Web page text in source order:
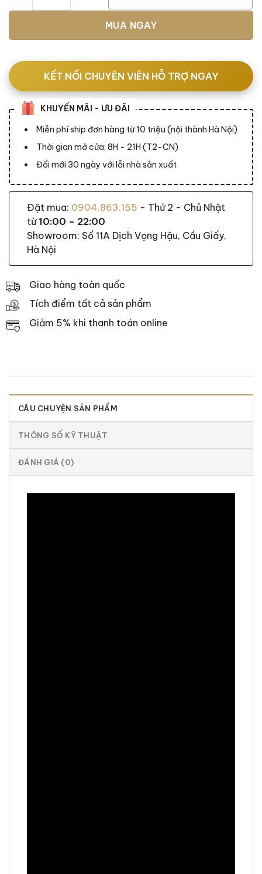
MUA NGAY
KẾT NỐI CHUYÊN VIÊN HỖ TRỢ NGAY
KHUYẾN MÃI - ƯU ĐÃI
Miễn phí ship đơn hàng từ 10 triệu (nội thành Hà Nội)
Thời gian mở cửa: 8H - 21H (T2-CN)
Đổi mới 30 ngày với lỗi nhà sản xuất
Đặt mua: 0904.863.155 - Thứ 2 - Chủ Nhật
từ10:00 – 22:00
Showroom: Số 11A Dịch Vọng Hậu, Cầu Giấy,
Hà Nội
Giao hàng toàn quốc
Tích điểm tất cả sản phẩm
Giảm 5% khi thanh toán online
CÂU CHUYỆN SẢN PHẨM
ĐÁNH GIÁ (0)
THÔNG SỐ KỸ THUẬT